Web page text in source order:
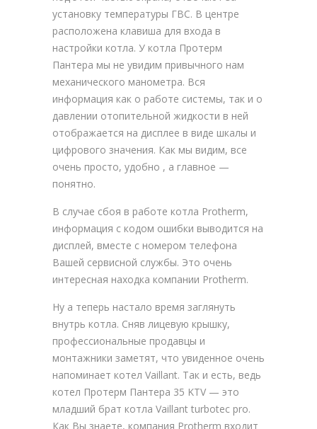
установку температуры ГВС. В центре
расположена клавиша для входа в
настройки котла. У котла Протерм
Пантера мы не увидим привычного нам
механического манометра. Вся
информация как о работе системы, так и о
давлении отопительной жидкости в ней
отображается на дисплее в виде шкалы и
цифрового значения. Как мы видим, все
очень просто, удобно , а главное —
понятно.
В случае сбоя в работе котла Protherm,
информация с кодом ошибки выводится на
дисплей, вместе с номером телефона
Вашей сервисной службы. Это очень
интересная находка компании Protherm.
Ну а теперь настало время заглянуть
внутрь котла. Сняв лицевую крышку,
профессиональные продавцы и
монтажники заметят, что увиденное очень
напоминает котел Vaillant. Так и есть, ведь
котел Протерм Пантера 35 KTV — это
младший брат котла Vaillant turbotec pro.
Как Вы знаете, компания Protherm входит